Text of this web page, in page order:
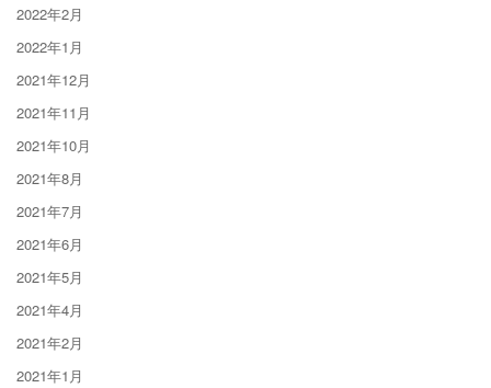
2022年2月
2022年1月
2021年12月
2021年11月
2021年10月
2021年8月
2021年7月
2021年6月
2021年5月
2021年4月
2021年2月
2021年1月